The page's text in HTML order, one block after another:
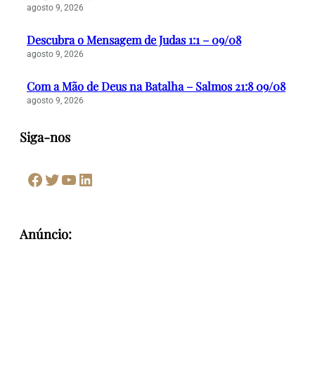
agosto 9, 2026
Descubra o Mensagem de Judas 1:1 – 09/08
agosto 9, 2026
Com a Mão de Deus na Batalha – Salmos 21:8 09/08
agosto 9, 2026
Siga-nos
Facebook Twitter Youtube LinkedIn
Anúncio: